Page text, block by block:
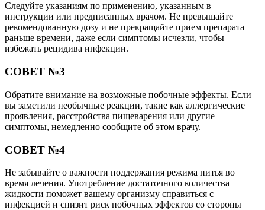
Следуйте указаниям по применению, указанным в
инструкции или предписанных врачом. Не превышайте
рекомендованную дозу и не прекращайте прием препарата
раньше времени, даже если симптомы исчезли, чтобы
избежать рецидива инфекции.
СОВЕТ №3
Обратите внимание на возможные побочные эффекты. Если
вы заметили необычные реакции, такие как аллергические
проявления, расстройства пищеварения или другие
симптомы, немедленно сообщите об этом врачу.
СОВЕТ №4
Не забывайте о важности поддержания режима питья во
время лечения. Употребление достаточного количества
жидкости поможет вашему организму справиться с
инфекцией и снизит риск побочных эффектов со стороны